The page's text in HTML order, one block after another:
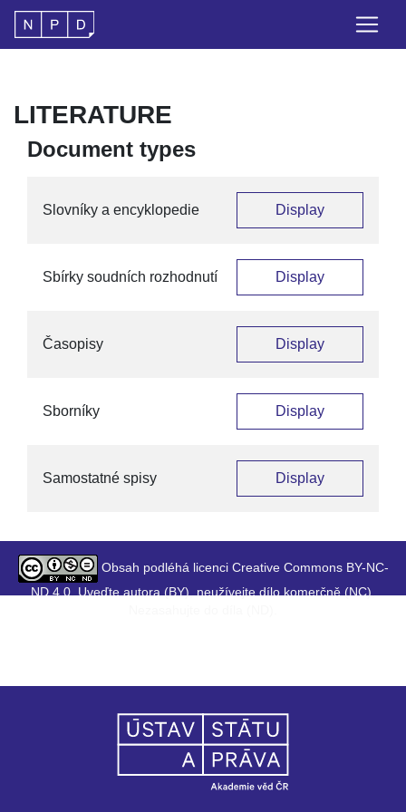
LITERATURE
Document types
Slovníky a encyklopedie Display
Sbírky soudních rozhodnutí Display
Časopisy Display
Sborníky Display
Samostatné spisy Display
Obsah podléhá licenci Creative Commons BY-NC-
ND 4.0. Uveďte autora (BY), neužívejte dílo komerčně (NC),